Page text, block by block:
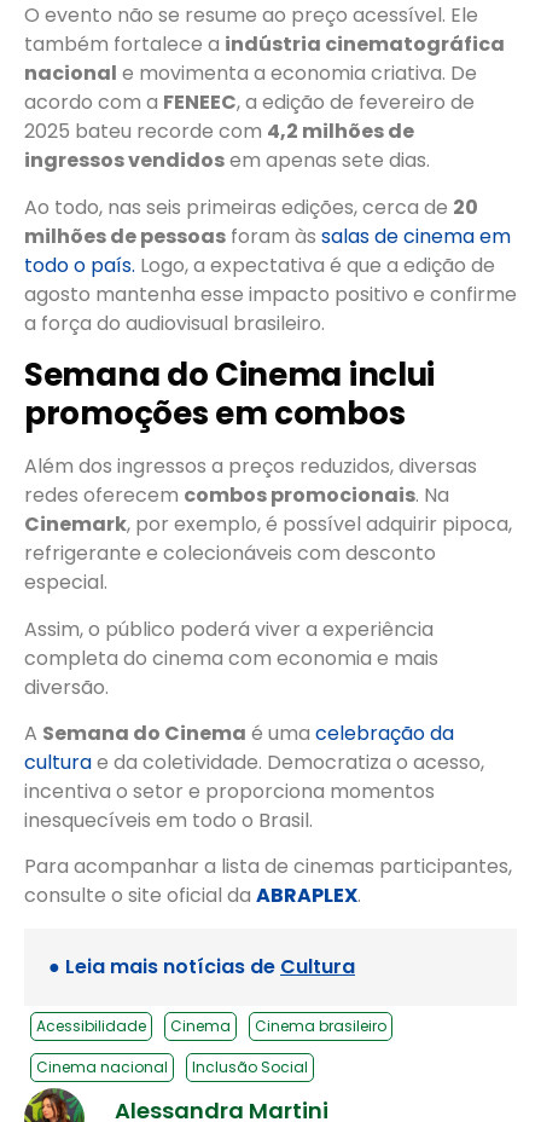
O evento não se resume ao preço acessível. Ele
também fortalece a indústria cinematográfica
nacional e movimenta a economia criativa. De
acordo com a FENEEC, a edição de fevereiro de
2025 bateu recorde com 4,2 milhões de
ingressos vendidosem apenas sete dias.
Ao todo, nas seis primeiras edições, cerca de 20
milhões de pessoas foram às salas de cinema em
todo o país. Logo, a expectativa é que a edição de
agosto mantenha esse impacto positivo e confirme
a força do audiovisual brasileiro.
Semana do Cinema inclui
promoções em combos
Além dos ingressos a preços reduzidos, diversas
redes oferecem combos promocionais. Na
Cinemark, por exemplo, é possível adquirir pipoca,
refrigerante e colecionáveis com desconto
especial.
Assim, o público poderá viver a experiência
completa do cinema com economia e mais
diversão.
A Semana do Cinema é uma celebração da
culturae da coletividade. Democratiza o acesso,
incentiva o setor e proporciona momentos
inesquecíveis em todo o Brasil.
Para acompanhar a lista de cinemas participantes,
consulte o site oficial da ABRAPLEX.
● Leia mais notícias de Cultura
Acessibilidade Cinema
Cinema brasileiro
Cinema nacional
Inclusão Social
Alessandra Martini